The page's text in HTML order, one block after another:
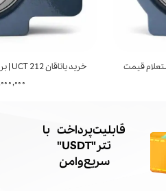
خرید یاتاقان UCT 212 | برند FYH ژاپن | استعلام قیمت
۱۸,۰۰۰,۰۰۰
​قابلیت پرداخت با
تتر"USDT"
سریع و امن